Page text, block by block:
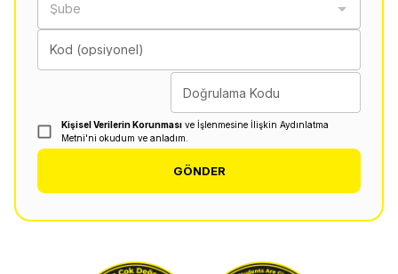
Şube
Kod (opsiyonel)
Doğrulama Kodu
Kişisel Verilerin Korunması ve İşlenmesine İlişkin Aydınlatma
Metni'ni okudum ve anladım.
GÖNDER